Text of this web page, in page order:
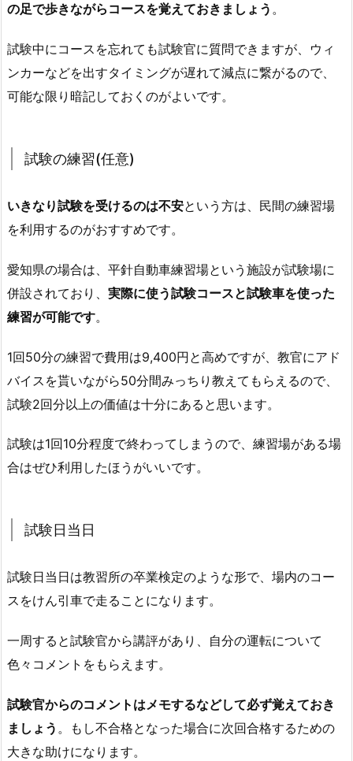
の足で歩きながらコースを覚えておきましょう 。
試験中にコースを忘れても試験官に質問できますが、ウィ
ンカーなどを出すタイミングが遅れて減点に繋がるので、
可能な限り暗記しておくのがよいです。
試験の練習(任意)
いきなり試験を受けるのは不安という方は、民間の練習場
を利用するのがおすすめです。
愛知県の場合は、平針自動車練習場という施設が試験場に
併設されており、 実際に使う試験コースと試験車を使った
練習が可能です。
1回50分の練習で費用は9,400円と高めですが、教官にアド
バイスを貰いながら50分間みっちり教えてもらえるので、
試験2回分以上の価値は十分にあると思います。
試験は1回10分程度で終わってしまうので、練習場がある場
合はぜひ利用したほうがいいです。
試験日当日
試験日当日は教習所の卒業検定のような形で、場内のコー
スをけん引車で走ることになります。
一周すると試験官から講評があり、自分の運転について
色々コメントをもらえます。
試験官からのコメントはメモするなどして必ず覚えておき
ましょう 。もし不合格となった場合に次回合格するための
大きな助けになります。